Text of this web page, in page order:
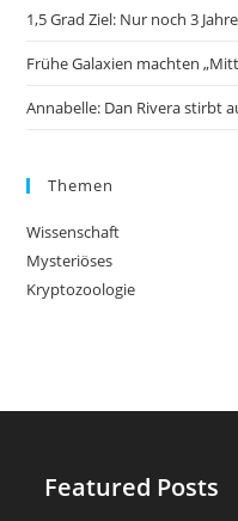
1,5 Grad Ziel: Nur noch 3
Frühe Galaxien machten
Annabelle: Dan Rivera stirbt
Themen
Wissenschaft
Mysteriöses
Kryptozoologie
Featured Posts